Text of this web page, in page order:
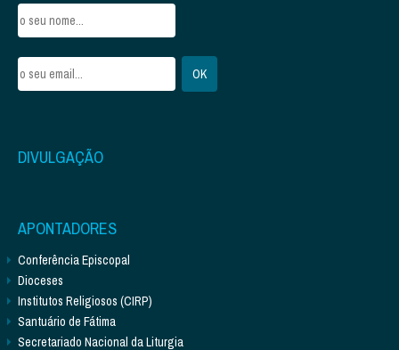
DIVULGAÇÃO
APONTADORES
Conferência Episcopal
Dioceses
Institutos Religiosos (CIRP)
Santuário de Fátima
Secretariado Nacional da Liturgia